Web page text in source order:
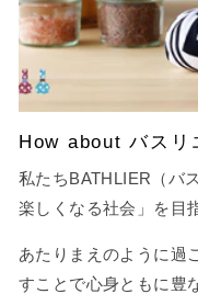
How about バスリ
私たちBATHLIER（バ
楽しくなる社会」を目
あたりまえのように過
すことで心身ともに豊